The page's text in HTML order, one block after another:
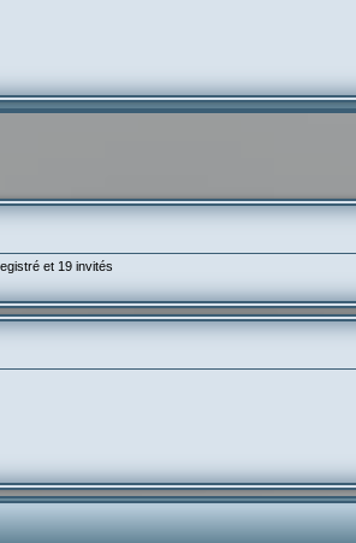
et 19 invités